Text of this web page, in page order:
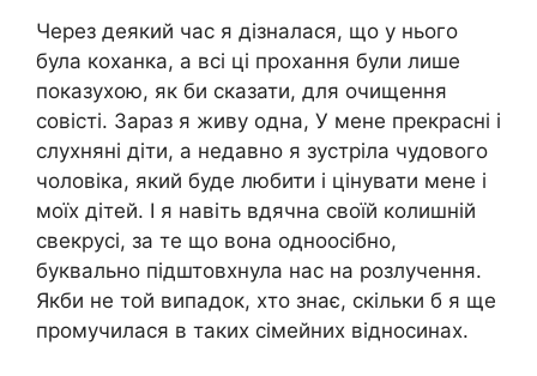
Через деякий час я дізналася, що у нього
була коханка, а всі ці прохання були лише
показухою, як би сказати, для очищення
совісті. Зараз я живу одна, У мене прекрасні і
слухняні діти, а недавно я зустріла чудового
чоловіка, який буде любити і цінувати мене і
моїх дітей. І я навіть вдячна своїй колишній
свекрусі, за те що вона одноосібно,
буквально підштовхнула нас на розлучення.
Якби не той випадок, хто знає, скільки б я ще
промучилася в таких сімейних відносинах.